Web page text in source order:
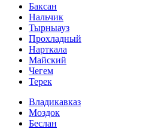
Баксан
Нальчик
Тырныауз
Прохладный
Нарткала
Майский
Чегем
Терек
Владикавказ
Моздок
Беслан